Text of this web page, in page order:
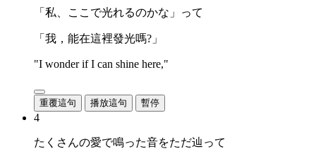
「私、ここで光れるのかな」って
「我，能在這裡發光嗎?」
"I wonder if I can shine here,"
重覆這句 播放這句 暫停
4
たくさんの愛で鳴った音をただ辿って